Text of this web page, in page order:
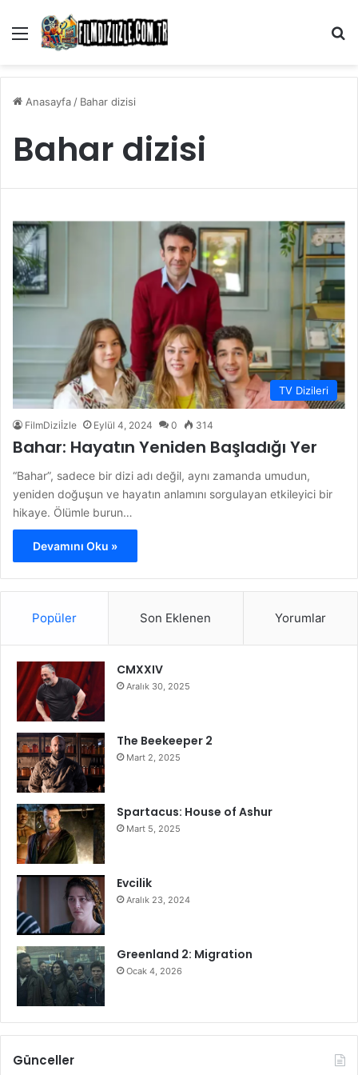
Menü
Anasayfa/ Bahar dizisi
Bahar dizisi
TV Dizileri
FilmDiziİzle Eylül 4, 2024 0 314
Bahar: Hayatın Yeniden Başladığı Yer
“Bahar”, sadece bir dizi adı değil, aynı zamanda umudun,
yeniden doğuşun ve hayatın anlamını sorgulayan etkileyici bir
hikaye. Ölümle burun…
Devamını Oku »
Popüler Son Eklenen Yorumlar
CMXXIV
Aralık 30, 2025
The Beekeeper 2
Mart 2, 2025
Spartacus: House of Ashur
Mart 5, 2025
Evcilik
Aralık 23, 2024
Greenland 2: Migration
Ocak 4, 2026
Günceller